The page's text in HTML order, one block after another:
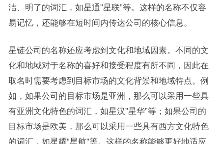
洁、明了的词汇，如星通”星联”等。这样的名称不仅容
易记忆，还能够在短时间内传达公司的核心信息。
星链公司的名称还应考虑到文化和地域因素。不同的文
化和地域对于名称的喜好和接受程度有所不同，因此在
取名时需要考虑到目标市场的文化背景和地域特点。例
如，如果公司的目标市场是亚洲，那么可以采用一些具
有亚洲文化特色的词汇，如星汉”星华”等；如果公司的
目标市场是欧美，那么可以采用一些具有西方文化特色
的词汇，如星耀”星航”等。这样的名称能够更好地适应